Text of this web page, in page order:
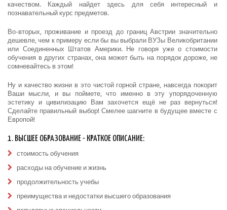
качеством. Каждый найдет здесь для себя интересный и
познавательный курс предметов.
Во-вторых, проживание и проезд до границ Австрии значительно
дешевле, чем к примеру если бы вы выбрали ВУЗы Великобритании
или Соединенных Штатов Америки. Не говоря уже о стоимости
обучения в других странах, она может быть на порядок дороже, не
сомневайтесь в этом!
Ну и качество жизни в это чистой горной стране, навсегда покорит
Ваши мысли, и вы поймете, что именно в эту упорядоченную
эстетику и цивилизацию Вам захочется ещё не раз вернуться!
Сделайте правильный выбор! Смелее шагните в будущее вместе с
Европой!
1. ВЫСШЕЕ ОБРАЗОВАНИЕ - КРАТКОЕ ОПИСАНИЕ:
стоимость обучения
расходы на обучение и жизнь
продолжительность учебы
преимущества и недостатки высшего образования